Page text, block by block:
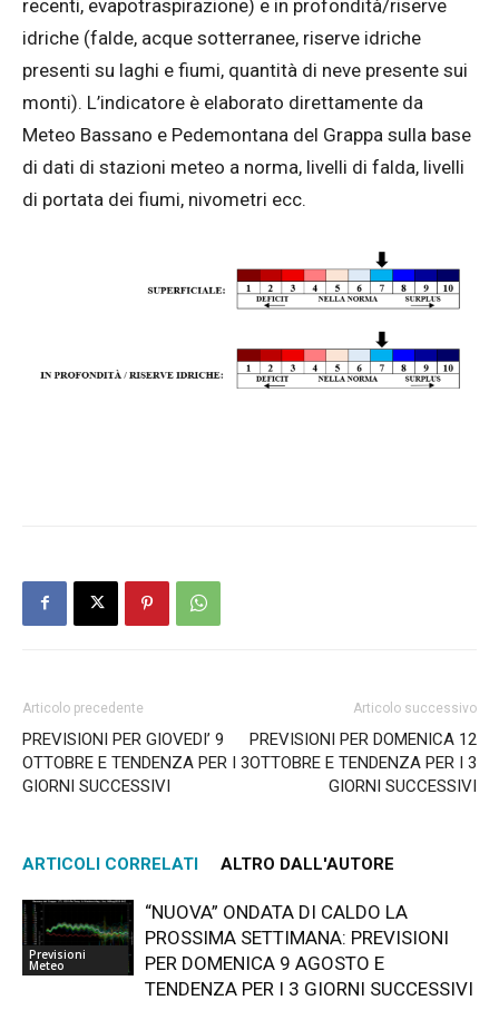
recenti, evapotraspirazione) e in profondità/riserve
idriche (falde, acque sotterranee, riserve idriche
presenti su laghi e fiumi, quantità di neve presente sui
monti). L’indicatore è elaborato direttamente da
Meteo Bassano e Pedemontana del Grappa sulla base
di dati di stazioni meteo a norma, livelli di falda, livelli
di portata dei fiumi, nivometri ecc.
Articolo precedente
PREVISIONI PER GIOVEDI’ 9
OTTOBRE E TENDENZA PER I 3
GIORNI SUCCESSIVI
Articolo successivo
PREVISIONI PER DOMENICA 12
OTTOBRE E TENDENZA PER I 3
GIORNI SUCCESSIVI
ARTICOLI CORRELATI ALTRO DALL'AUTORE
Previsioni
Meteo
“NUOVA” ONDATA DI CALDO LA
PROSSIMA SETTIMANA: PREVISIONI
PER DOMENICA 9 AGOSTO E
TENDENZA PER I 3 GIORNI SUCCESSIVI